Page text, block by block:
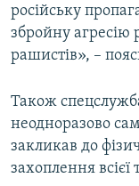
російську
збройну агресію
рашистів», –
Також
неодноразово
закликав до
захоплення всієї